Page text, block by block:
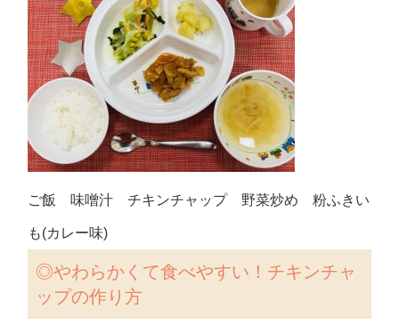
ご飯 味噌汁 チキンチャップ 野菜炒め 粉ふきい
も(カレー味)
◎やわらかくて食べやすい！チキンチャ
ップの作り方